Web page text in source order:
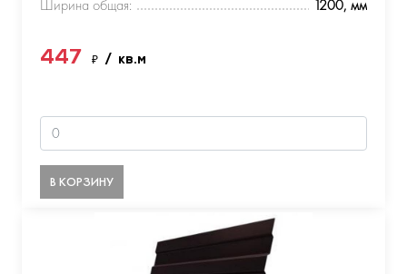
Ширина общая:
1200, мм
447 ₽ / кв.м
В КОРЗИНУ